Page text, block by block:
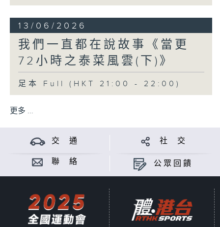
13/06/2026
我們一直都在說故事《當更
72小時之泰菜風雲(下)》
足本 Full (HKT 21:00 - 22:00)
更多 ...
交 通 社 交
聯 絡 公眾回饋